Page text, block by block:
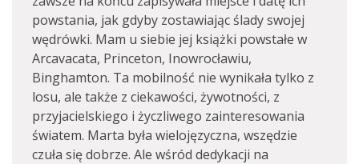
powstania, jak gdyby zostawiając ślady swojej
wędrówki. Mam u siebie jej książki powstałe w
Arcavacata, Princeton, Inowrocławiu,
Binghamton. Ta mobilność nie wynikała tylko z
losu, ale także z ciekawości, żywotności, z
przyjacielskiego i życzliwego zainteresowania
światem. Marta była wielojęzyczna, wszędzie
czuła się dobrze. Ale wśród dedykacji na